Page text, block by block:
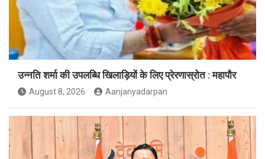
उन्नति शर्मा की उपलब्धि खिलाड़ियों के लिए प्रेरणास्रोत : महापौर
August 8, 2026 Aanjanyadarpan